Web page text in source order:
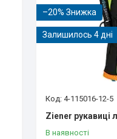
–20%
Залишилось 4 дні
4-115016-12-5
Ziener рукавиці
В наявності